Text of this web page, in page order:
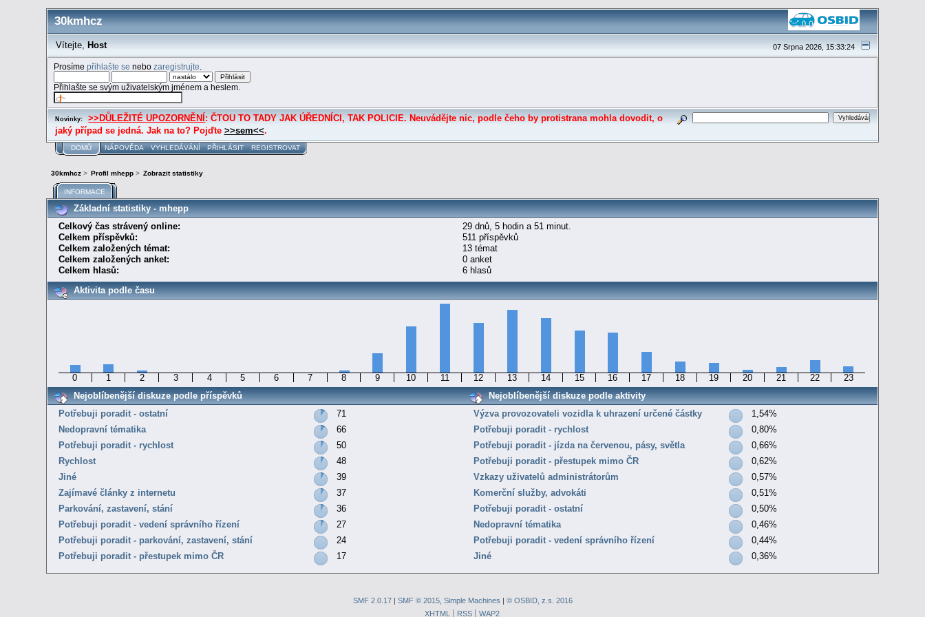
30kmhcz
07 Srpna 2026, 15:33:24
Vítejte, Host
Prosímepřihlašte se nebozaregistrujte
Přihlašte se svým uživatelským jménem a heslem.
Novinky: >>DŮLEŽITÉ UPOZORNĚNÍ : ČTOU TO TADY JAK ÚŘEDNÍCI, TAK POLICIE. Neuvádějte nic, podle čeho by protistrana mohla dovodit, o
jaký případ se jedná. Jak na to? Pojďte >>sem<<.
DOMŮ NÁPOVĚDA VYHLEDÁVÁNÍ PŘIHLÁSIT REGISTROVAT
30kmhcz> Profil mhepp> Zobrazit statistiky
INFORMACE
Základní statistiky - mhepp
Celkový čas strávený online:
29 dnů, 5 hodin a 51 minut.
Celkem příspěvků:
511 příspěvků
Celkem založených témat:
13 témat
Celkem založených anket:
0 anket
Celkem hlasů:
6 hlasů
Aktivita podle času
0 1 2 3 4 5 6 7 8 9 10 11 12 13 14 15 16 17 18 19 20 21 22
23
Nejoblíbenější diskuze podle příspěvků
Potřebuji poradit - ostatní
71
Nedopravní tématika
66
Potřebuji poradit - rychlost
50
Rychlost
48
Jiné
39
Zajímavé články z internetu
37
Parkování, zastavení, stání
36
Potřebuji poradit - vedení správního řízení
27
Potřebuji poradit - parkování, zastavení, stání
24
Potřebuji poradit - přestupek mimo ČR
17
Nejoblíbenější diskuze podle aktivity
Výzva provozovateli vozidla k uhrazení určené částky
1,54%
Potřebuji poradit - rychlost
0,80%
Potřebuji poradit - jízda na červenou, pásy, světla
0,66%
Potřebuji poradit - přestupek mimo ČR
0,62%
Vzkazy uživatelů administrátorům
0,57%
Komerční služby, advokáti
0,51%
Potřebuji poradit - ostatní
0,50%
Nedopravní tématika
0,46%
Potřebuji poradit - vedení správního řízení
0,44%
Jiné
0,36%
SMF 2.0.17| SMF © 2015, Simple Machines | © OSBID, z.s. 2016
XHTML
RSS WAP2